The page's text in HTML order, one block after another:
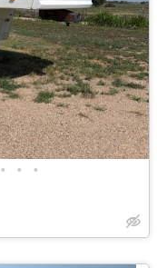
• • •